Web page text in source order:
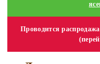
Проводится